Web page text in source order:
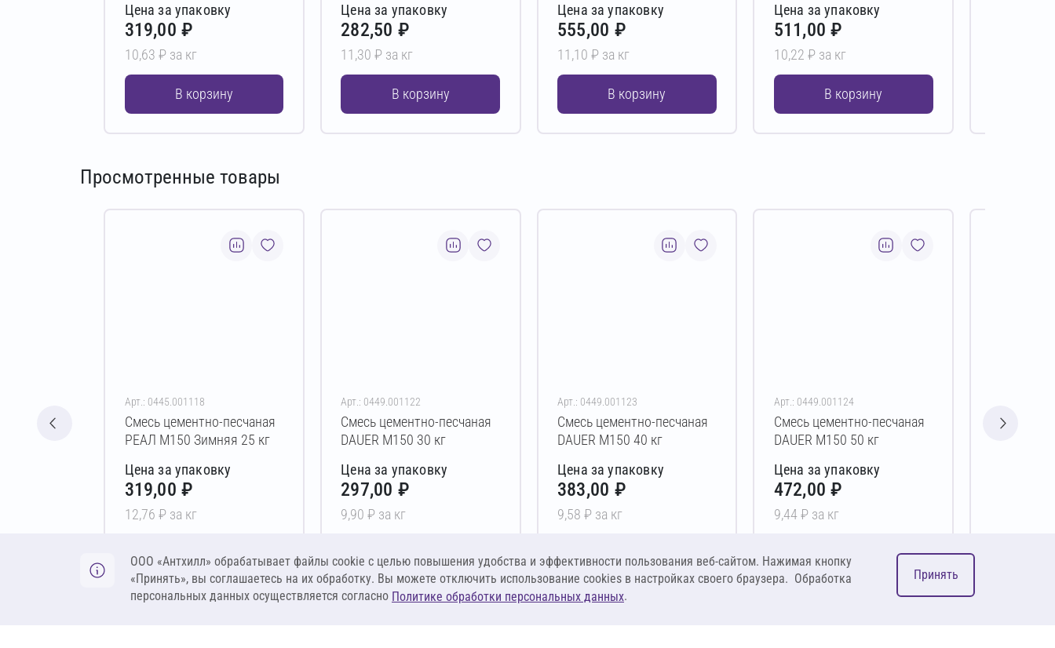
Цена за упаковку
319,00 ₽
10,63 ₽ за кг
В корзину
Цена за упаковку
282,50 ₽
11,30 ₽ за кг
В корзину
Цена за упаковку
555,00 ₽
11,10 ₽ за кг
В корзину
Цена за упаковку
511,00 ₽
10,22 ₽ за кг
В корзину
Просмотренные товары
Арт.: 0445.001118
Смесь цементно-песчаная
РЕАЛ М150 Зимняя 25 кг
Цена за упаковку
319,00 ₽
12,76 ₽ за кг
В корзину
Арт.: 0449.001122
Смесь цементно-песчаная
DAUER М150 30 кг
Цена за упаковку
297,00 ₽
9,90 ₽ за кг
Арт.: 0449.001123
Смесь цементно-песчаная
DAUER М150 40 кг
Цена за упаковку
383,00 ₽
9,58 ₽ за кг
Арт.: 0449.001124
Смесь цементно-песчаная
DAUER М150 50 кг
Цена за упаковку
472,00 ₽
9,44 ₽ за кг
Смесь
ООО «Антхилл» обрабатывает файлы cookie c целью повышения удобства и эффективности пользования веб-сайтом. Нажимая кнопку
«Принять», вы соглашаетесь на их обработку. Вы можете отключить использование cookies в настройках своего браузера. Обработка
персональных данных осуществляется согласно Политике обработки персональных данных.
Принять